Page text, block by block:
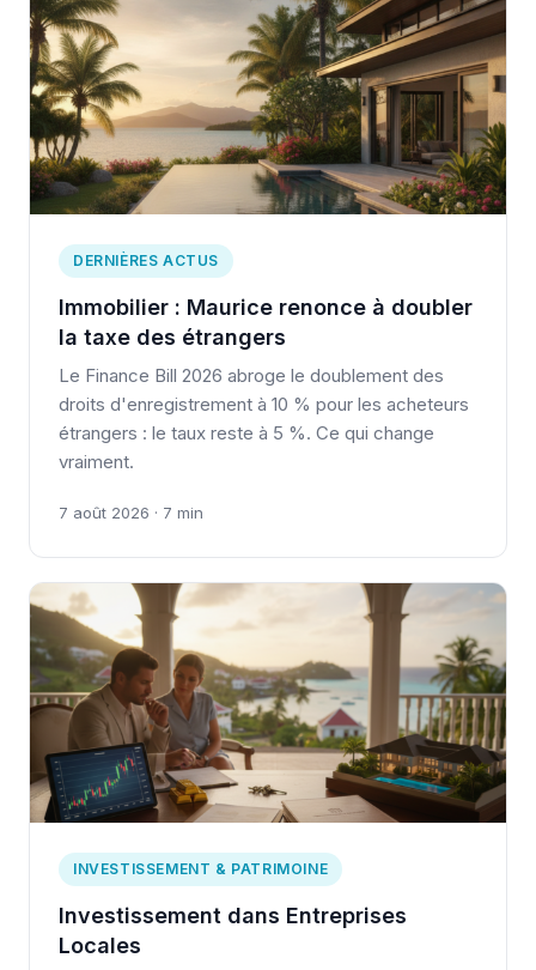
DERNIÈRES ACTUS
Immobilier : Maurice renonce à doubler
la taxe des étrangers
Le Finance Bill 2026 abroge le doublement des
droits d'enregistrement à 10 % pour les acheteurs
étrangers : le taux reste à 5 %. Ce qui change
vraiment.
7 août 2026 · 7 min
INVESTISSEMENT & PATRIMOINE
Investissement dans Entreprises
Locales